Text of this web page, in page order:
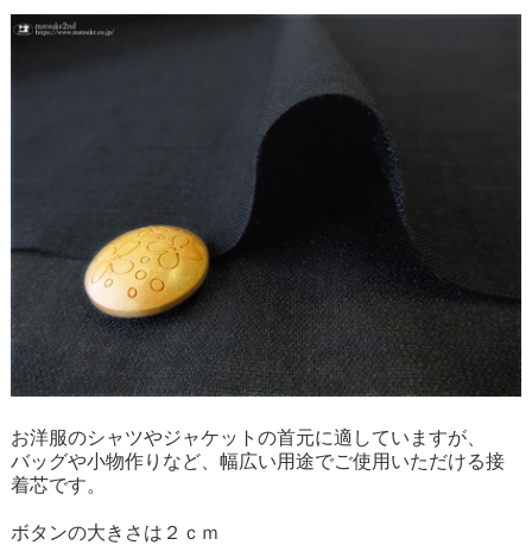
お洋服のシャツやジャケットの首元に適していますが、
バッグや小物作りなど、幅広い用途でご使用いただける接
着芯です。
ボタンの大きさは２ｃｍ